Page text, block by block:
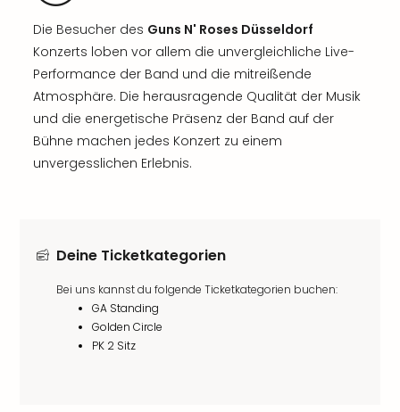
Die Besucher des Guns N' Roses Düsseldorf
Konzerts loben vor allem die unvergleichliche Live-
Performance der Band und die mitreißende
Atmosphäre. Die herausragende Qualität der Musik
und die energetische Präsenz der Band auf der
Bühne machen jedes Konzert zu einem
unvergesslichen Erlebnis.
Deine Ticketkategorien
Bei uns kannst du folgende Ticketkategorien buchen:
GA Standing
Golden Circle
PK 2 Sitz